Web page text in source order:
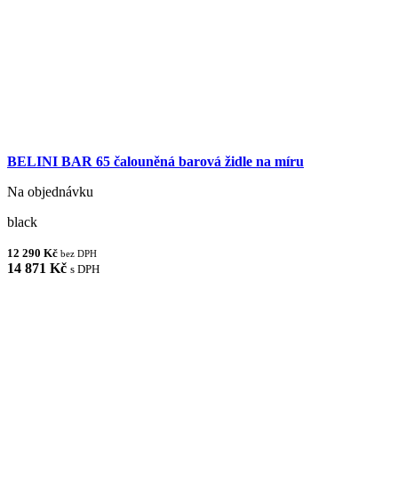
BELINI BAR 65 čalouněná barová židle na míru
Na objednávku
black
12 290 Kč bez DPH
14 871 Kč s DPH